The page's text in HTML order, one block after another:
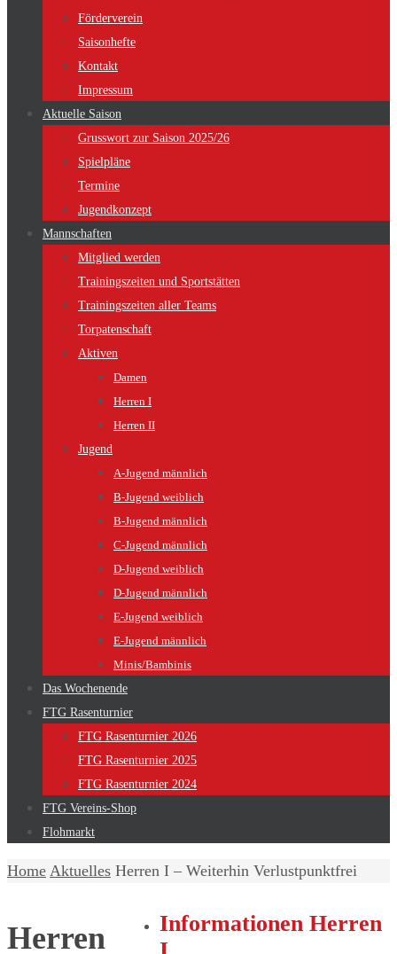
Förderverein
Saisonhefte
Kontakt
Impressum
Aktuelle Saison
Grusswort zur Saison 2025/26
Spielpläne
Termine
Jugendkonzept
Mannschaften
Mitglied werden
Trainingszeiten und Sportstätten
Trainingszeiten aller Teams
Torpatenschaft
Aktiven
Damen
Herren I
Herren II
Jugend
A-Jugend männlich
B-Jugend weiblich
B-Jugend männlich
C-Jugend männlich
D-Jugend weiblich
D-Jugend männlich
E-Jugend weiblich
E-Jugend männlich
Minis/Bambinis
Das Wochenende
FTG Rasenturnier
FTG Rasenturnier 2026
FTG Rasenturnier 2025
FTG Rasenturnier 2024
FTG Vereins-Shop
Flohmarkt
Home Aktuelles Herren I – Weiterhin Verlustpunktfrei
Herren
Informationen Herren